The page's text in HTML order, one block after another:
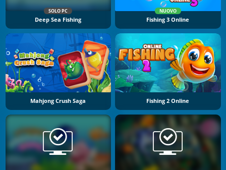
SOLO PC
Deep Sea Fishing
NUOVO
Fishing 3 Online
Mahjong Crush Saga Fishing 2 Online